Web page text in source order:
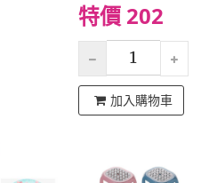
特價 202
加入購物車